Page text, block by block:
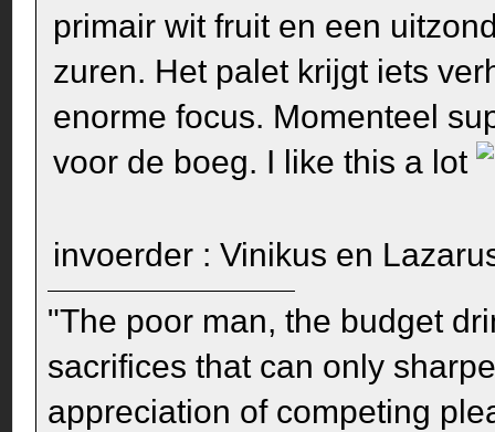
primair wit fruit en een
zuren. Het palet krijgt iets
enorme focus. Momenteel
voor de boeg. I like this a lot
invoerder : Vinikus en
"The poor man, the budget
sacrifices that can only
appreciation of competing